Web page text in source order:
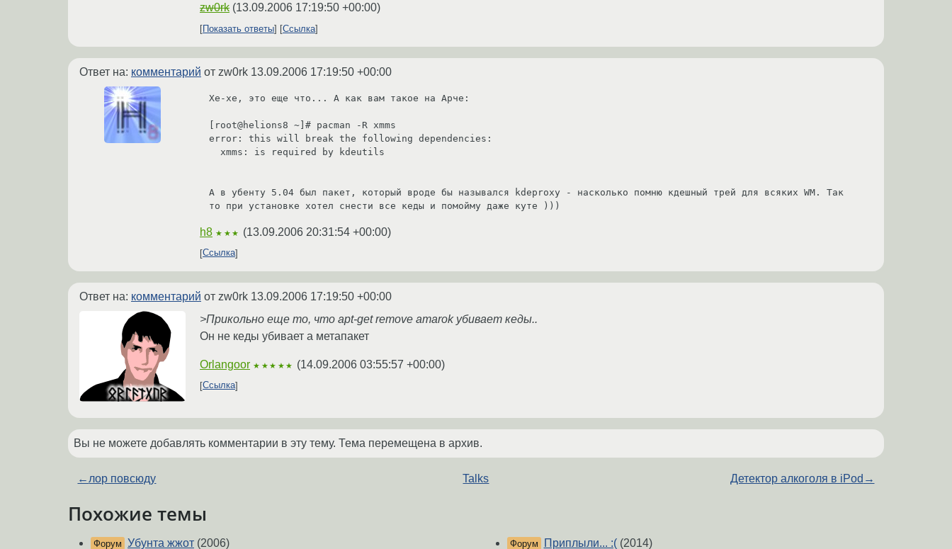
zw0rk (13.09.2006 17:19:50 +00:00)
Показать ответы Ссылка
Ответ на: комментарий от zw0rk 13.09.2006 17:19:50 +00:00
Хе-хе, это еще что... А как вам такое на Арче:
[root@helions8 ~]# pacman -R xmms
error: this will break the following dependencies:
А в убенту 5.04 был пакет, который вроде бы назывался kdeproxy - насколько помню кдешный трей для всяких WM. Так
то при установке хотел снести все кеды и помойму даже куте )))
h8 ★★★ (13.09.2006 20:31:54 +00:00)
Ссылка
Ответ на: комментарий от zw0rk 13.09.2006 17:19:50 +00:00
>Прикольно еще то, что apt-get remove amarok убивает кеды..
Он не кеды убивает а метапакет
Orlangoor ★★★★★ (14.09.2006 03:55:57 +00:00)
Ссылка
Вы не можете добавлять комментарии в эту тему. Тема перемещена в архив.
← лор повсюду Talks Детектор алкоголя в iPod →
Похожие темы
Форум Убунта жжот (2006) Форум Приплыли... :((2014)